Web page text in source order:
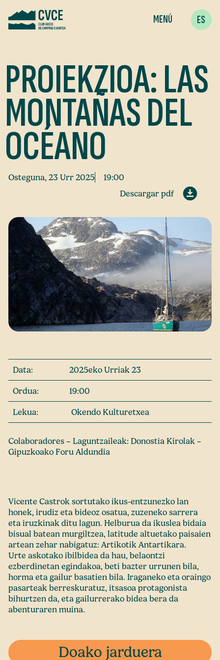
MENÚ ES
PROIEKZIOA: LAS
MONTAÑAS DEL
OCÉANO
Osteguna, 23 Urr 2025
19:00
Descargar pdf
Data: 2025eko Urriak 23
Ordua: 19:00
Lekua: Okendo Kulturetxea
Colaboradores – Laguntzaileak: Donostia Kirolak –
Gipuzkoako Foru Aldundia
Vicente Castrok sortutako ikus-entzunezko lan
honek, irudiz eta bideoz osatua, zuzeneko sarrera
eta iruzkinak ditu lagun. Helburua da ikuslea bidaia
bisual batean murgiltzea, latitude altuetako paisaien
artean zehar nabigatuz: Artikotik Antartikara.
Urte askotako ibilbidea da hau, belaontzi
ezberdinetan egindakoa, beti bazter urrunen bila,
horma eta gailur basatien bila. Iraganeko eta oraingo
pasarteak berreskuratuz, itsasoa protagonista
bihurtzen da, eta gailurrerako bidea bera da
abenturaren muina.
Doako jarduera